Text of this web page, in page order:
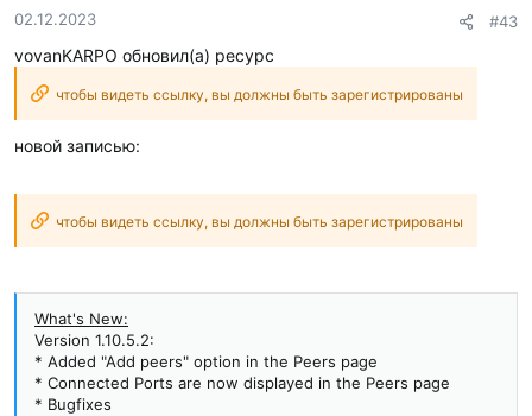
02.12.2023 #43
vovanKARPO обновил(а) ресурс
чтобы видеть ссылку, вы должны быть зарегистрированы
новой записью:
чтобы видеть ссылку, вы должны быть зарегистрированы
What's New:
Version 1.10.5.2:
* Added "Add peers" option in the Peers page
* Connected Ports are now displayed in the Peers page
* Bugfixes